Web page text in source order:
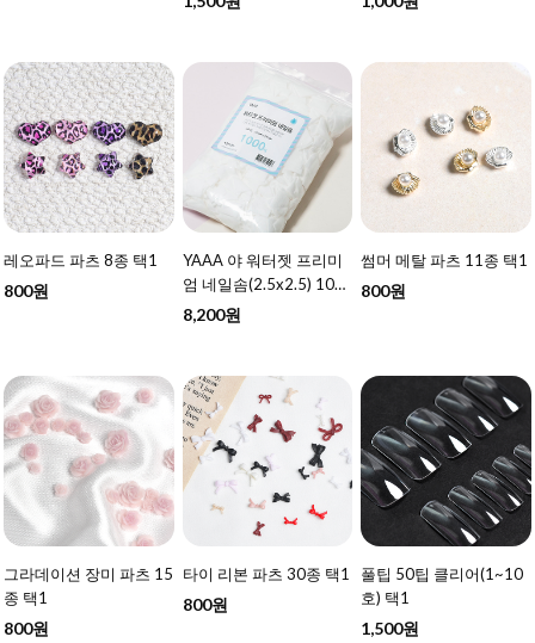
레오파드 파츠 8종 택1
800원
YAAA 야 워터젯 프리미
엄 네일솜(2.5x2.5) 100
0매
8,200원
썸머 메탈 파츠 11종 택1
800원
그라데이션 장미 파츠 15
종 택1
800원
타이 리본 파츠 30종 택1
800원
풀팁 50팁 클리어(1~10
호) 택1
1,500원